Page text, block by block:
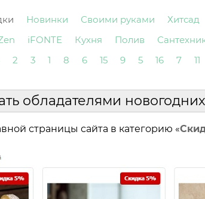
Новинки Своими руками Хитсад
iFONTE Кухня Полив
2 3 1 8 6 15 9 5 16 7 11
обладателями
страницы сайта в категорию «